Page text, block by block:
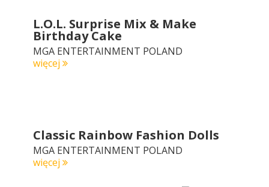
L.O.L. Surprise Mix & Make
Birthday Cake
MGA ENTERTAINMENT POLAND
więcej
Classic Rainbow Fashion Dolls
MGA ENTERTAINMENT POLAND
więcej